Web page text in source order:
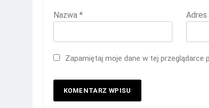
Nazwa * Adres
Zapamiętaj moje dane w tej przeglądarce